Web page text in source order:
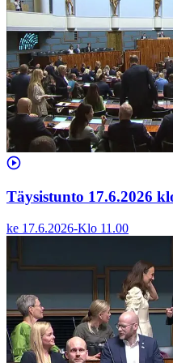
Täysistunto 17.6.2026
ke 17.6.2026-Klo 11.00